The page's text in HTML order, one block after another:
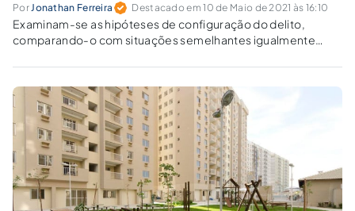
Por Jonathan Ferreira Destacado em 10 de Maio de 2021 às 16:10
Examinam-se as hipóteses de configuração do delito,
comparando-o com situações semelhantes igualmente